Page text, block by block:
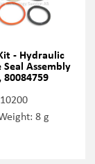
- Hydraulic
Assembly
80084759
10200
8 g